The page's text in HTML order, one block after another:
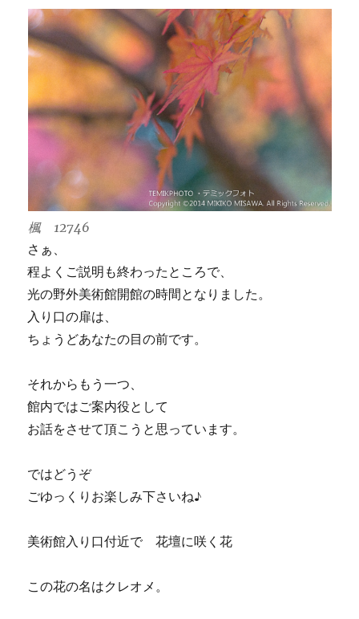
楓 12746
さぁ、
程よくご説明も終わったところで、
光の野外美術館開館の時間となりました。
入り口の扉は、
ちょうどあなたの目の前です。
それからもう一つ、
館内ではご案内役として
お話をさせて頂こうと思っています。
ではどうぞ
ごゆっくりお楽しみ下さいね♪
美術館入り口付近で 花壇に咲く花
この花の名はクレオメ。